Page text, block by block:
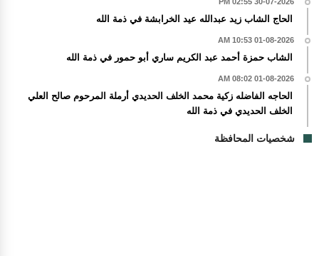
الحاج الشاب زيد عبدالله عيد الخرابشة في ذمة الله
01-08-2026 10:53 AM
الشاب حمزة أحمد عبد الكريم ساري أبو حمور في ذمة الله
01-08-2026 08:02 AM
الحاجه الفاضله زكية محمد الخلف الحديدي أرملة المرحوم صالح العلي
الخلف الحديدي في ذمة الله
شخصيات المحافظة